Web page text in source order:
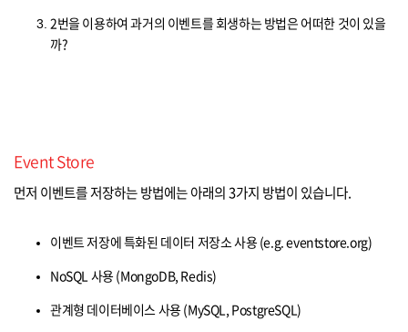
2번을 이용하여 과거의 이벤트를 회생하는 방법은 어떠한 것이 있을
까?
Event Store
먼저 이벤트를 저장하는 방법에는 아래의 3가지 방법이 있습니다.
이벤트 저장에 특화된 데이터 저장소 사용 (e.g. eventstore.org)
NoSQL 사용 (MongoDB, Redis)
관계형 데이터베이스 사용 (MySQL, PostgreSQL)